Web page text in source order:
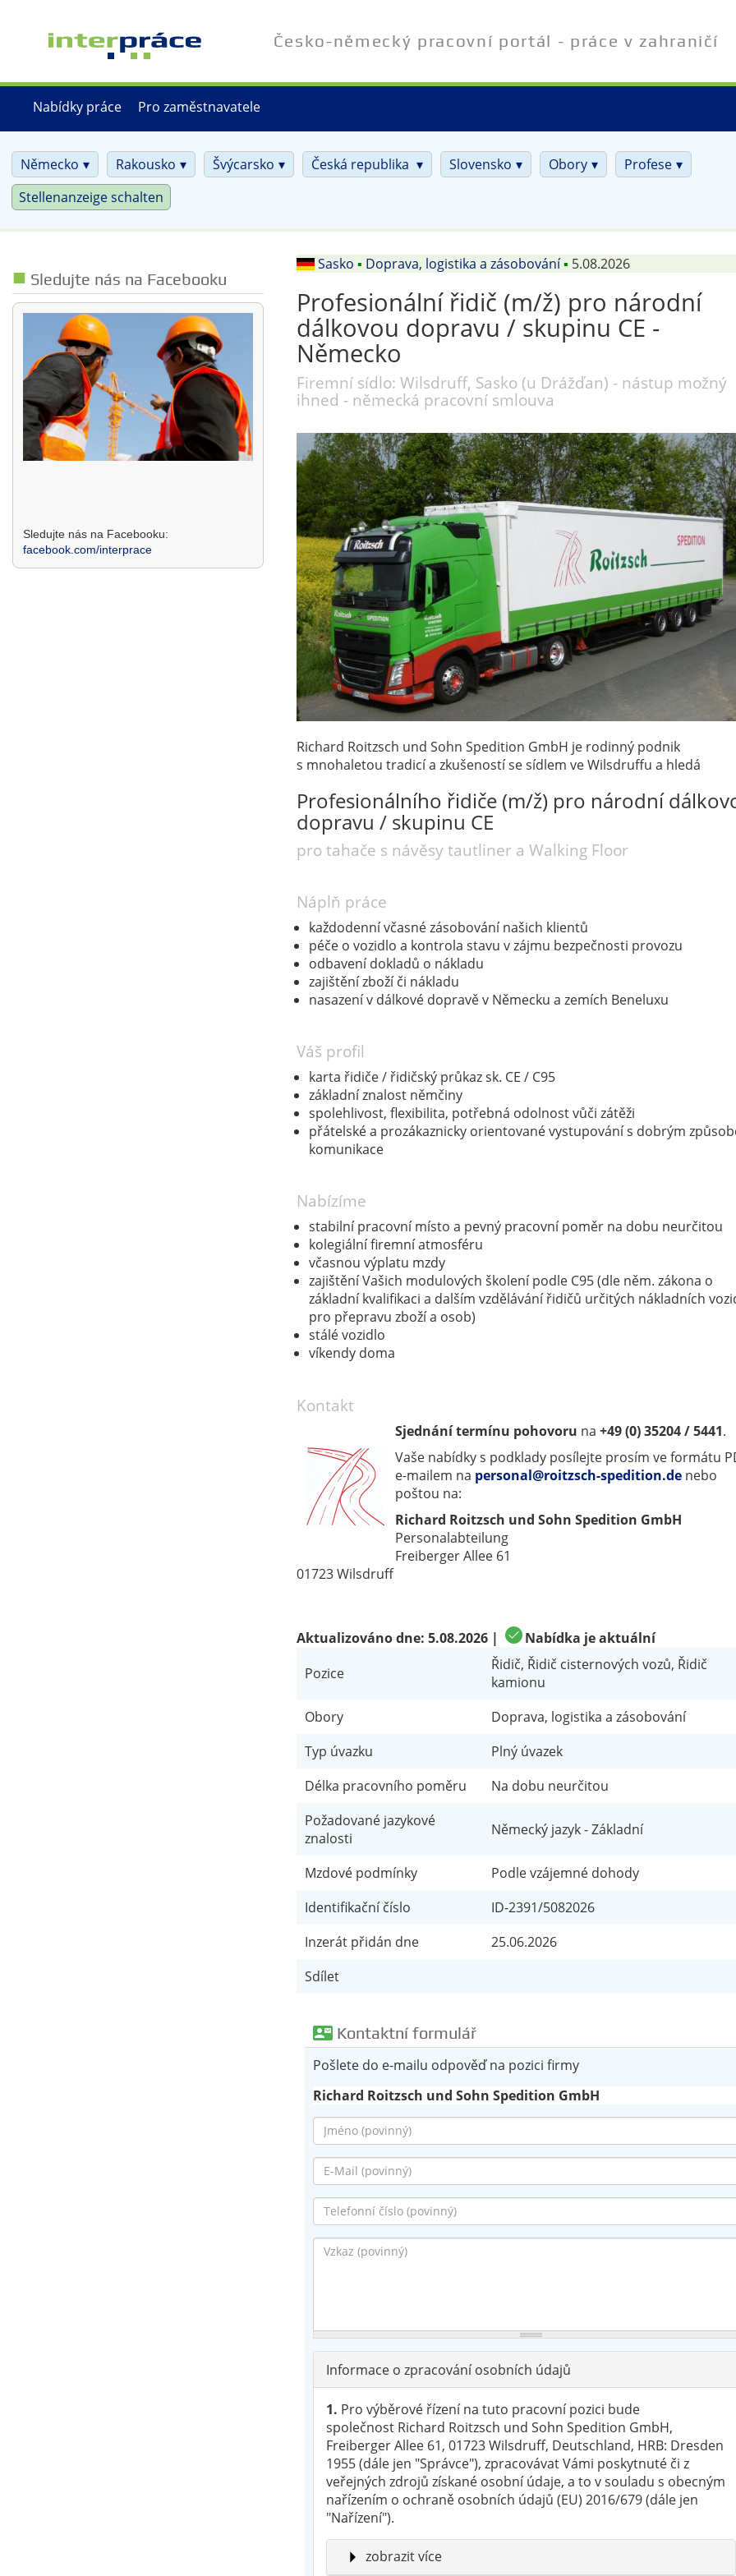
hlavnímu
Česko-německý pracovní portál - práce v zahraničí
Nabídky práce Pro zaměstnavatele
Německo Rakousko Švýcarsko Česká republika Slovensko Obory
Profese
Stellenanzeige schalten
Sledujte nás na Facebooku
Sledujte nás na Facebooku:
facebook.com/interprace
Sasko ▪ Doprava, logistika a zásobování▪ 5.08.2026
Profesionální řidič (m/ž) pro národní
dálkovou dopravu / skupinu CE -
Německo
Firemní sídlo: Wilsdruff, Sasko (u Drážďan) - nástup možný
ihned - německá pracovní smlouva
Richard Roitzsch und Sohn Spedition GmbH je rodinný podnik
s mnohaletou tradicí a zkušeností se sídlem ve Wilsdruffu a hledá
Profesionálního řidiče (m/ž) pro národní
dopravu / skupinu CE
pro tahače s návěsy tautliner a Walking Floor
Náplň práce
každodenní včasné zásobování našich klientů
péče o vozidlo a kontrola stavu v zájmu bezpečnosti provozu
odbavení dokladů o nákladu
zajištění zboží či nákladu
nasazení v dálkové dopravě v Německu a zemích Beneluxu
Váš profil
karta řidiče / řidičský průkaz sk. CE / C95
základní znalost němčiny
spolehlivost, flexibilita, potřebná odolnost vůči zátěži
přátelské a prozákaznicky orientované vystupování s dobrým
komunikace
Nabízíme
stabilní pracovní místo a pevný pracovní poměr na dobu neurčitou
kolegiální firemní atmosféru
včasnou výplatu mzdy
zajištění Vašich modulových školení podle C95 (dle něm. zákona o
základní kvalifikaci a dalším vzdělávání řidičů určitých nákladních
pro přepravu zboží a osob)
stálé vozidlo
víkendy doma
Kontakt
Sjednání termínu pohovoru na +49 (0) 35204 / 5441.
Vaše nabídky s podklady posílejte prosím ve formátu
e-mailem na personal@roitzsch-spedition.de nebo
poštou na:
Richard Roitzsch und Sohn Spedition GmbH
Personalabteilung
Freiberger Allee 61
01723 Wilsdruff
Aktualizováno dne: 5.08.2026 | check_circleNabídka je aktuální
Pozice
Řidič, Řidič cisternových vozů, Řidič
kamionu
Obory
Doprava, logistika a zásobování
Typ úvazku
Plný úvazek
Délka pracovního poměru
Na dobu neurčitou
Požadované jazykové
znalosti
Německý jazyk - Základní
Mzdové podmínky
Podle vzájemné dohody
Identifikační číslo
ID-2391/5082026
Inzerát přidán dne
25.06.2026
Sdílet
contact_mail Kontaktní formulář
Pošlete do e-mailu odpověď na pozici firmy
Richard Roitzsch und Sohn Spedition GmbH
Jméno
E-
Mail
*
Telefonní
číslo
Vzkaz
Informace o zpracování osobních údajů
1. Pro výběrové řízení na tuto pracovní pozici bude
společnost Richard Roitzsch und Sohn Spedition GmbH,
Freiberger Allee 61, 01723 Wilsdruff, Deutschland, HRB: Dresden
1955 (dále jen "Správce"), zpracovávat Vámi poskytnuté či z
veřejných zdrojů získané osobní údaje, a to v souladu s obecným
nařízením o ochraně osobních údajů (EU) 2016/679 (dále jen
"Nařízení").
Skrýt
zobrazit více